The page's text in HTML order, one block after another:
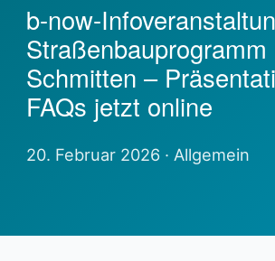
b-now-
Straßenbauprogramm
Schmitten –
FAQs jetzt online
20. Februar 2026 · Allgemein